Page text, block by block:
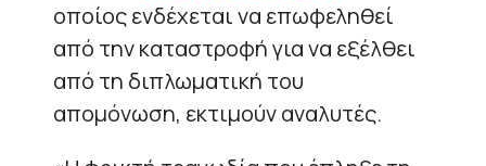
οποίος ενδέχεται να επωφεληθεί
από την καταστροφή για να εξέλθει
από τη διπλωματική του
απομόνωση, εκτιμούν αναλυτές.